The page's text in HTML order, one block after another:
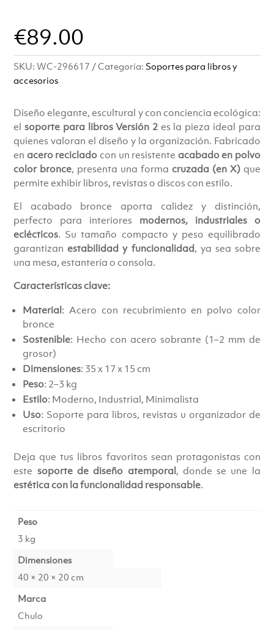
€89.00
SKU:WC-296617 Categoría: Soportes para libros y
accesorios
Diseño elegante, escultural y con conciencia ecológica:
elsoporte para libros Versión 2 es la pieza ideal para
quienes valoran el diseño y la organización. Fabricado
en acero reciclado con un resistente acabado en polvo
color bronce, presenta una forma cruzada (en X)que
permite exhibir libros, revistas o discos con estilo.
El acabado bronce aporta calidez y distinción,
perfecto para interiores modernos, industriales o
eclécticos. Su tamaño compacto y peso equilibrado
garantizan estabilidad y funcionalidad, ya sea sobre
una mesa, estantería o consola.
Características clave:
Material: Acero con recubrimiento en polvo color
bronce
Sostenible: Hecho con acero sobrante (1–2 mm de
grosor)
Dimensiones: 35 x 17 x 15 cm
Peso: 2–3 kg
Estilo: Moderno, Industrial, Minimalista
Uso: Soporte para libros, revistas u organizador de
escritorio
Deja que tus libros favoritos sean protagonistas con
este soporte de diseño atemporal, donde se une la
estética con la funcionalidad responsable.
Peso
3 kg
Dimensiones
40 × 20 × 20 cm
Marca
Chulo